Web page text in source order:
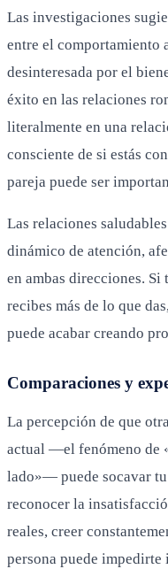
Las investigaciones
entre el comportamiento
desinteresada por el
éxito en las relaciones
literalmente en una
consciente de si estás
pareja puede ser
Las relaciones
dinámico de atención,
en ambas direcciones. Si
recibes más de lo que
puede acabar creando
Comparaciones y
La percepción de que
actual —el fenómeno de
lado»— puede socavar
reconocer la
reales, creer
persona puede